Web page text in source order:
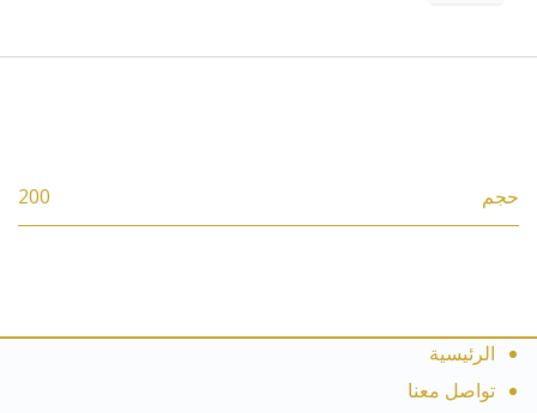
حجم 200
الرئيسية
تواصل معنا